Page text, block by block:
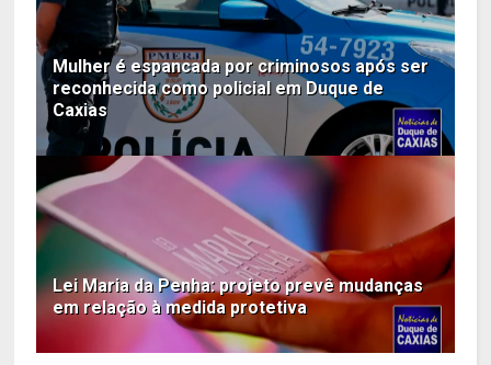
Mulher é espancada por criminosos após ser
reconhecida como policial em Duque de
Caxias
Lei Maria da Penha: projeto prevê mudanças
em relação à medida protetiva